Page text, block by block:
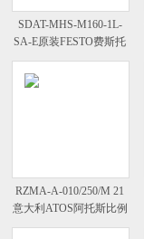
SDAT-MHS-M160-1L-
SA-E原装FESTO费斯托
位置变送器的参数表
RZMA-A-010/250/M 21
意大利ATOS阿托斯比例
溢流阀使用样册